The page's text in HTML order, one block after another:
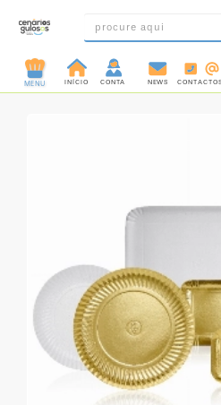
DECORAÇÃO
DESCARTÁVEIS
FESTA
FORMATOS
MENU INÍCIO CONTA NEWS CONTACTOS